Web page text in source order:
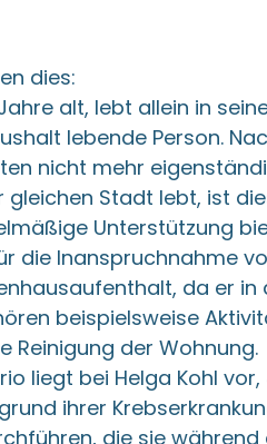
dies:
alt, lebt allein in
lebende Person.
nicht mehr
gleichen Stadt lebt, ist
Unterstützung
die Inanspruchnahme
da er in
beispielsweise
Reinigung der Wohnung.
liegt bei Helga Kohl
ihrer
die sie während